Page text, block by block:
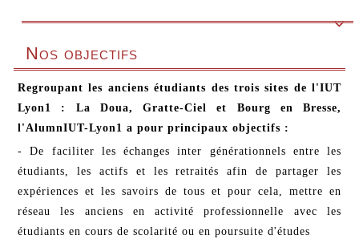

Nos objectifs
Regroupant les anciens étudiants des trois sites de l'IUT
Lyon1 : La Doua, Gratte-Ciel et Bourg en Bresse,
l'AlumnIUT-Lyon1 a pour principaux objectifs :
- De faciliter les échanges inter générationnels entre les
étudiants, les actifs et les retraités afin de partager les
expériences et les savoirs de tous et pour cela, mettre en
réseau les anciens en activité professionnelle avec les
étudiants en cours de scolarité ou en poursuite d'études